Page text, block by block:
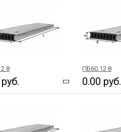
8 ПБ60.12 8
0.00 руб.